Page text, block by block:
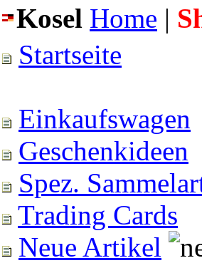
Kosel Home |
Startseite
Einkaufswagen
Geschenkideen
Spez.
Trading Cards
Neue Artikel